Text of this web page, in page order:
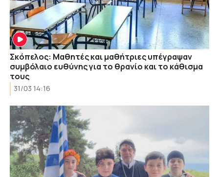
Σκόπελος: Μαθητές και μαθήτριες υπέγραψαν
συμβόλαιο ευθύνης για το θρανίο και το κάθισμα
τους
31/03 14:16